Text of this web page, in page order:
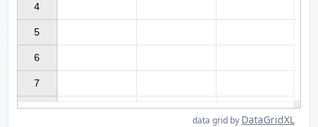
data grid by DataGridXL
4
5
6
7